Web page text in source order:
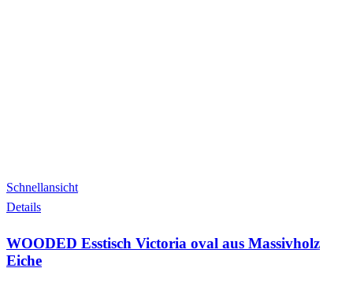
Schnellansicht
Details
WOODED Esstisch Victoria oval aus Massivholz
Eiche